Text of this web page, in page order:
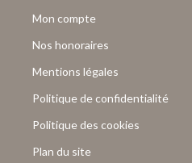
Mon compte
Nos honoraires
Mentions légales
Politique de confidentialité
Politique des cookies
Plan du site